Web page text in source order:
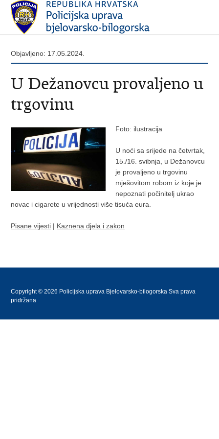
Objavljeno: 17.05.2024.
U Dežanovcu provaljeno u
trgovinu
Foto: ilustracija
U noći sa srijede na četvrtak,
15./16. svibnja, u Dežanovcu
je provaljeno u trgovinu
mješovitom robom iz koje je
nepoznati počinitelj ukrao
novac i cigarete u vrijednosti više tisuća eura.
Pisane vijesti | Kaznena djela i zakon
Copyright © 2026 Policijska uprava Bjelovarsko-bilogorska Sva prava
pridržana